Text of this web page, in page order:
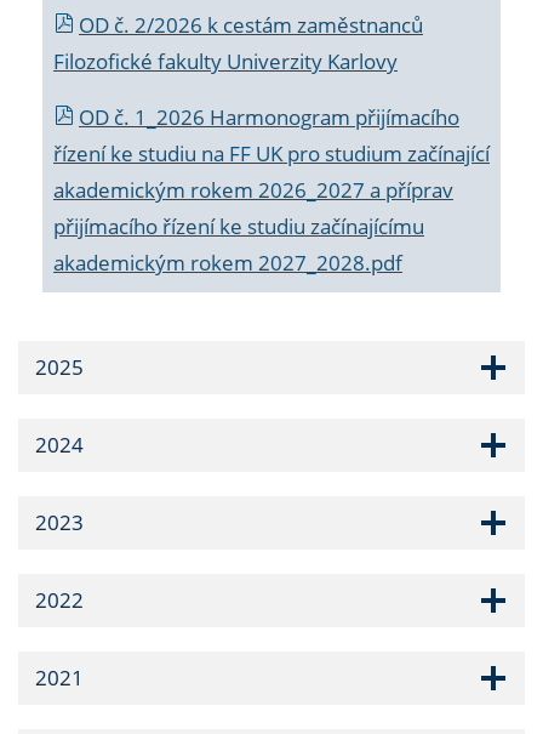
OD č. 2/2026 k cestám zaměstnanců
Filozofické fakulty Univerzity Karlovy
OD č. 1_2026 Harmonogram přijímacího
řízení ke studiu na FF UK pro studium začínající
akademickým rokem 2026_2027 a příprav
přijímacího řízení ke studiu začínajícímu
akademickým rokem 2027_2028.pdf
2025
2024
2023
2022
2021